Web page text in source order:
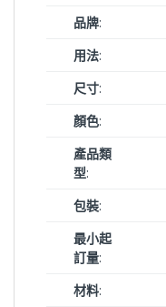
品牌:
用法:
尺寸:
顏色:
產品類
型:
包裝:
最小起
訂量:
材料: